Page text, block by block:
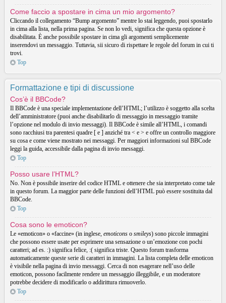
Come faccio a spostare in cima un mio argomento?
Cliccando il collegamento “Bump argomento” mentre lo stai leggendo, puoi spostarlo
in cima alla lista, nella prima pagina. Se non lo vedi, significa che questa opzione è
disabilitata. È anche possibile spostare in cima gli argomenti semplicemente
inserendovi un messaggio. Tuttavia, sii sicuro di rispettare le regole del forum in cui ti
trovi.
Top
Formattazione e tipi di discussione
Cos’è il BBCode?
Il BBCode è una speciale implementazione dell’HTML; l’utilizzo è soggetto alla scelta
dell’amministratore (puoi anche disabilitarlo di messaggio in messaggio tramite
l’opzione nel modulo di invio messaggi). Il BBCode è simile all’HTML, i comandi
sono racchiusi tra parentesi quadre [ e ] anziché tra < e > e offre un controllo maggiore
su cosa e come viene mostrato nei messaggi. Per maggiori informazioni sul BBCode
leggi la guida, accessibile dalla pagina di invio messaggi.
Top
Posso usare l’HTML?
No. Non è possibile inserire del codice HTML e ottenere che sia interpretato come tale
in questo forum. La maggior parte delle funzioni dell’HTML può essere sostituita dal
BBCode.
Top
Cosa sono le emoticon?
Le «emoticon» o «faccine» (in inglese, emoticons o smileys) sono piccole immagini
che possono essere usate per esprimere una sensazione o un’emozione con pochi
caratteri; ad es. :) significa felice, :( significa triste. Questo forum trasforma
automaticamente queste serie di caratteri in immagini. La lista completa delle emoticon
è visibile nella pagina di invio messaggi. Cerca di non esagerare nell’uso delle
emoticon, possono facilmente rendere un messaggio illeggibile, e un moderatore
potrebbe decidere di modificarlo o addirittura rimuoverlo.
Top